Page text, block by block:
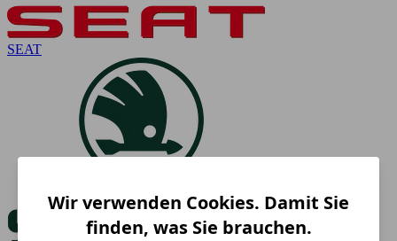
SEAT
Wir verwenden Cookies. Damit Sie
finden, was Sie brauchen.